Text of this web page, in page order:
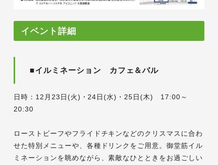
イベント詳細
■イルミネーション カフェ＆バル
日時：12月23日(火)・24日(水)・25日(木) 17:00～
20:30
ローストビーフやフライドチキンなどのクリスマスに合わ
せた特別メニューや、各種ドリンクをご用意。御堂筋イル
ミネーションを眺めながら、素敵なひとときをお過ごしい